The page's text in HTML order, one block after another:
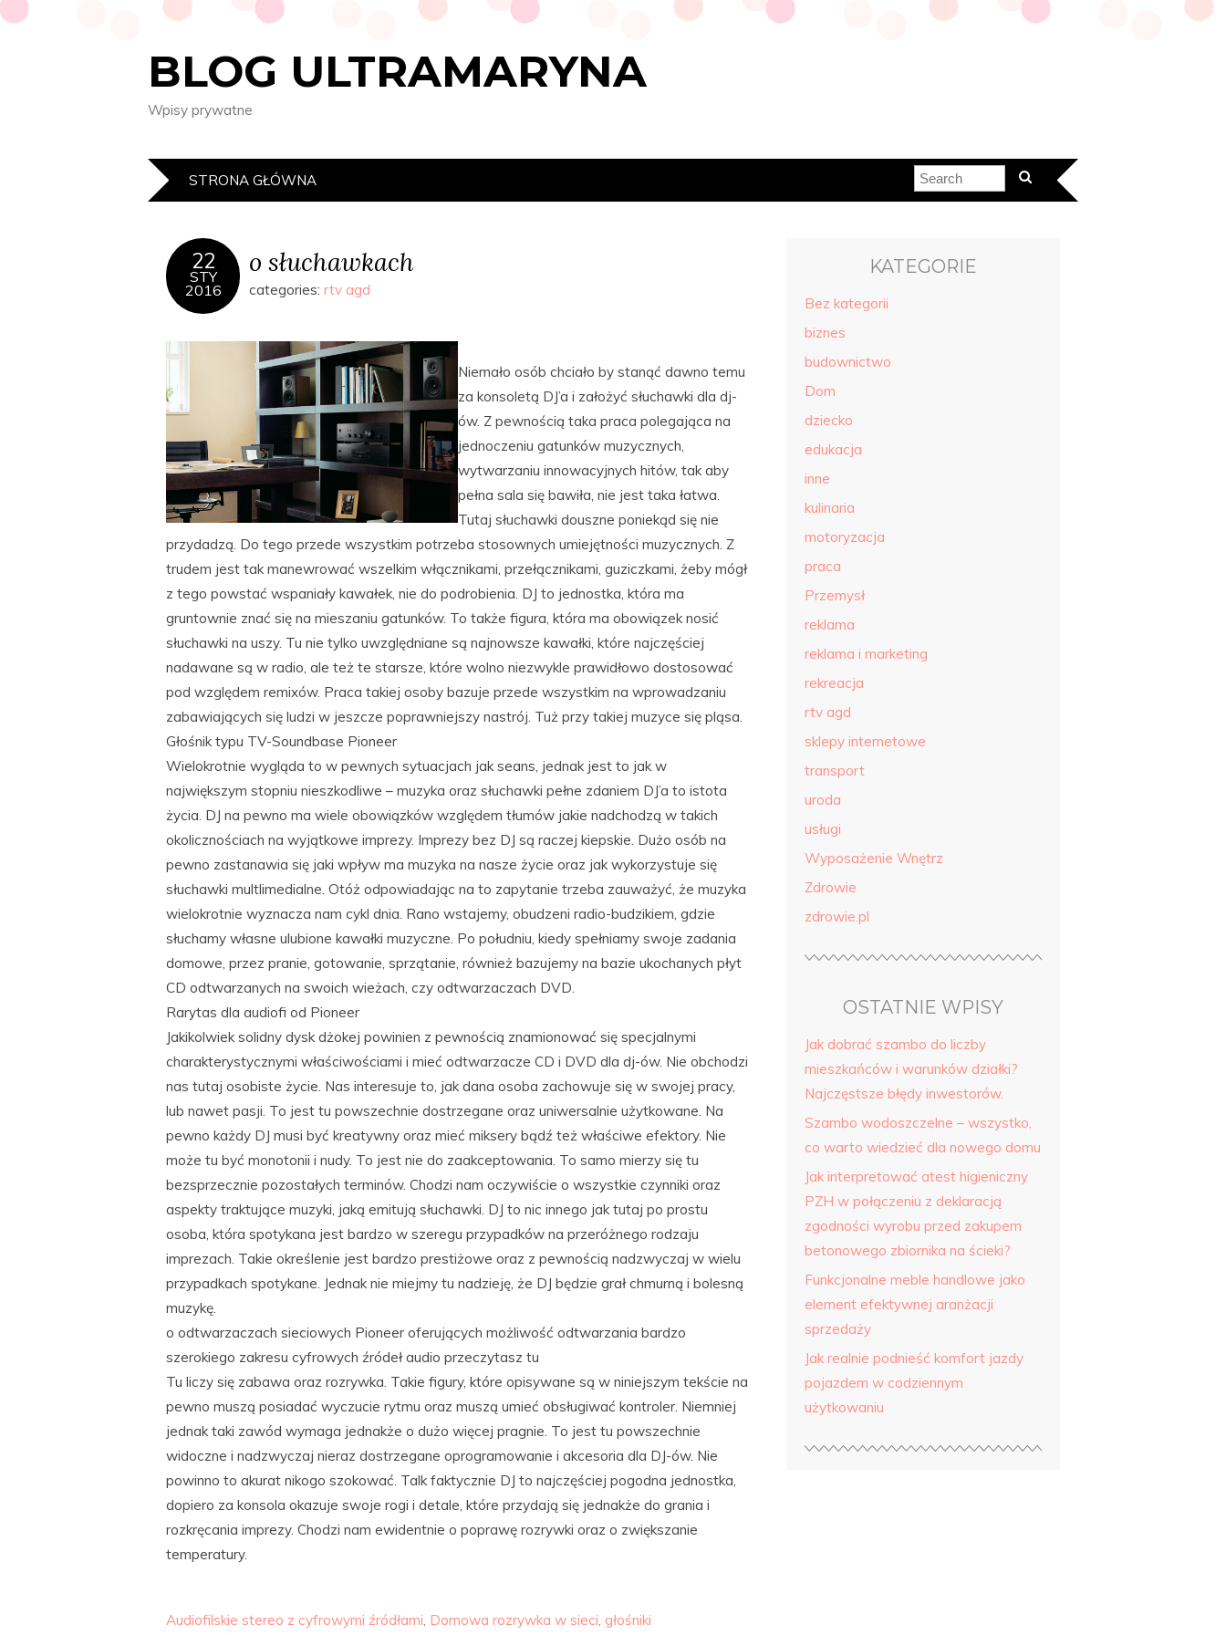
BLOG ULTRAMARYNA
Wpisy prywatne
STRONA GŁÓWNA
22
STY
2016
o słuchawkach
categories: rtv agd
Niemało osób chciało by stanąć dawno temu
za konsoletą DJ’a i założyć słuchawki dla dj-
ów. Z pewnością taka praca polegająca na
jednoczeniu gatunków muzycznych,
wytwarzaniu innowacyjnych hitów, tak aby
pełna sala się bawiła, nie jest taka łatwa.
Tutaj słuchawki douszne poniekąd się nie
przydadzą. Do tego przede wszystkim potrzeba stosownych umiejętności muzycznych. Z
trudem jest tak manewrować wszelkim włącznikami, przełącznikami, guziczkami, żeby mógł
z tego powstać wspaniały kawałek, nie do podrobienia. DJ to jednostka, która ma
gruntownie znać się na mieszaniu gatunków. To także figura, która ma obowiązek nosić
słuchawki na uszy. Tu nie tylko uwzględniane są najnowsze kawałki, które najczęściej
nadawane są w radio, ale też te starsze, które wolno niezwykle prawidłowo dostosować
pod względem remixów. Praca takiej osoby bazuje przede wszystkim na wprowadzaniu
zabawiających się ludzi w jeszcze poprawniejszy nastrój. Tuż przy takiej muzyce się pląsa.
Głośnik typu TV-Soundbase Pioneer
Wielokrotnie wygląda to w pewnych sytuacjach jak seans, jednak jest to jak w
największym stopniu nieszkodliwe – muzyka oraz słuchawki pełne zdaniem DJ’a to istota
życia. DJ na pewno ma wiele obowiązków względem tłumów jakie nadchodzą w takich
okolicznościach na wyjątkowe imprezy. Imprezy bez DJ są raczej kiepskie. Dużo osób na
pewno zastanawia się jaki wpływ ma muzyka na nasze życie oraz jak wykorzystuje się
słuchawki multlimedialne. Otóż odpowiadając na to zapytanie trzeba zauważyć, że muzyka
wielokrotnie wyznacza nam cykl dnia. Rano wstajemy, obudzeni radio-budzikiem, gdzie
słuchamy własne ulubione kawałki muzyczne. Po południu, kiedy spełniamy swoje zadania
domowe, przez pranie, gotowanie, sprzątanie, również bazujemy na bazie ukochanych płyt
CD odtwarzanych na swoich wieżach, czy odtwarzaczach DVD.
Rarytas dla audiofi od Pioneer
Jakikolwiek solidny dysk dżokej powinien z pewnością znamionować się specjalnymi
charakterystycznymi właściwościami i mieć odtwarzacze CD i DVD dla dj-ów. Nie obchodzi
nas tutaj osobiste życie. Nas interesuje to, jak dana osoba zachowuje się w swojej pracy,
lub nawet pasji. To jest tu powszechnie dostrzegane oraz uniwersalnie użytkowane. Na
pewno każdy DJ musi być kreatywny oraz mieć miksery bądź też właściwe efektory. Nie
może tu być monotonii i nudy. To jest nie do zaakceptowania. To samo mierzy się tu
bezsprzecznie pozostałych terminów. Chodzi nam oczywiście o wszystkie czynniki oraz
aspekty traktujące muzyki, jaką emitują słuchawki. DJ to nic innego jak tutaj po prostu
osoba, która spotykana jest bardzo w szeregu przypadków na przeróżnego rodzaju
imprezach. Takie określenie jest bardzo prestiżowe oraz z pewnością nadzwyczaj w wielu
przypadkach spotykane. Jednak nie miejmy tu nadzieję, że DJ będzie grał chmurną i bolesną
muzykę.
o odtwarzaczach sieciowych Pioneer oferujących możliwość odtwarzania bardzo
szerokiego zakresu cyfrowych źródeł audio przeczytasz tu
Tu liczy się zabawa oraz rozrywka. Takie figury, które opisywane są w niniejszym tekście na
pewno muszą posiadać wyczucie rytmu oraz muszą umieć obsługiwać kontroler. Niemniej
jednak taki zawód wymaga jednakże o dużo więcej pragnie. To jest tu powszechnie
widoczne i nadzwyczaj nieraz dostrzegane oprogramowanie i akcesoria dla DJ-ów. Nie
powinno to akurat nikogo szokować. Talk faktycznie DJ to najczęściej pogodna jednostka,
dopiero za konsola okazuje swoje rogi i detale, które przydają się jednakże do grania i
rozkręcania imprezy. Chodzi nam ewidentnie o poprawę rozrywki oraz o zwiększanie
temperatury.
Audiofilskie stereo z cyfrowymi źródłami, Domowa rozrywka w sieci, głośniki
KATEGORIE
Bez kategorii
biznes
budownictwo
Dom
dziecko
edukacja
inne
kulinaria
motoryzacja
praca
Przemysł
reklama
reklama i marketing
rekreacja
rtv agd
sklepy internetowe
transport
uroda
usługi
Wyposażenie Wnętrz
Zdrowie
zdrowie.pl
OSTATNIE WPISY
Jak dobrać szambo do liczby
mieszkańców i warunków działki?
Najczęstsze błędy inwestorów.
Szambo wodoszczelne – wszystko,
co warto wiedzieć dla nowego domu
Jak interpretować atest higieniczny
PZH w połączeniu z deklaracją
zgodności wyrobu przed zakupem
betonowego zbiornika na ścieki?
Funkcjonalne meble handlowe jako
element efektywnej aranżacji
sprzedaży
Jak realnie podnieść komfort jazdy
pojazdem w codziennym
użytkowaniu